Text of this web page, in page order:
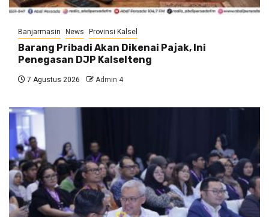
Banjarmasin News Provinsi Kalsel
Barang Pribadi Akan Dikenai Pajak, Ini
Penegasan DJP Kalselteng
7 Agustus 2026 Admin 4